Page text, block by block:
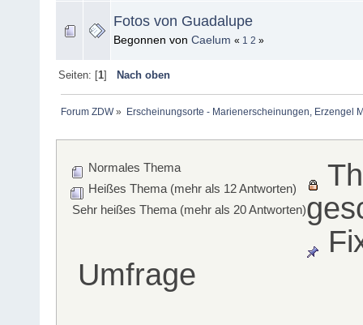
Fotos von Guadalupe
Begonnen von Caelum « 1 2 »
Seiten: [1] Nach oben
Forum ZDW» Erscheinungsorte - Marienerscheinungen, Erzengel
Normales Thema
Heißes Thema (mehr als 12 Antworten)
Sehr heißes Thema (mehr als 20 Antworten)
Umfrage